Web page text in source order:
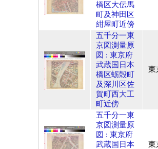
橋区大伝馬
町及神田区
紺屋町近傍
五千分一東
京図測量原
図 : 東京府
武蔵国日本
橋区蛎殻町
及深川区佐
賀町西大工
町近傍
東
五千分一東
京図測量原
図 : 東京府
武蔵国日本
東